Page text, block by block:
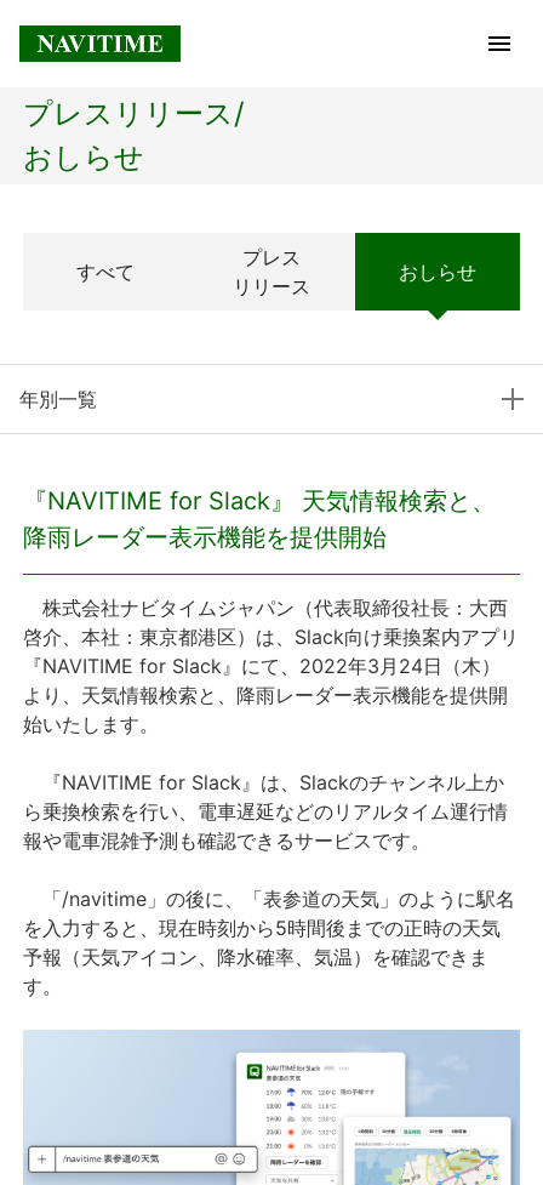
トップページ
経営理念
プレスリリース
プレスリリース
おしらせ
サービス
個人向けサービス
法人向けサービス
採用情報
プレスリリース/
おしらせ
すべて
プレス
リリース
おしらせ
年別一覧
『NAVITIME for Slack』 天気情報検索と、
降雨レーダー表示機能を提供開始
株式会社ナビタイムジャパン（代表取締役社長：大西
啓介、本社：東京都港区）は、Slack向け乗換案内アプリ
『NAVITIME for Slack』にて、2022年3月24日（木）
より、天気情報検索と、降雨レーダー表示機能を提供開
始いたします。
『NAVITIME for Slack』は、Slackのチャンネル上か
ら乗換検索を行い、電車遅延などのリアルタイム運行情
報や電車混雑予測も確認できるサービスです。
「/navitime」の後に、「表参道の天気」のように駅名
を入力すると、現在時刻から5時間後までの正時の天気
予報（天気アイコン、降水確率、気温）を確認できま
す。